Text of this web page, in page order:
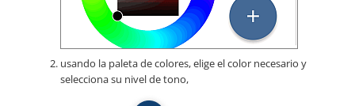
usando la paleta de colores, elige el color necesario y
selecciona su nivel de tono,